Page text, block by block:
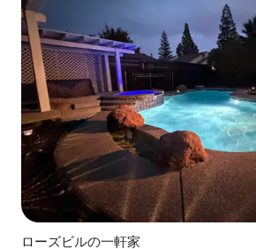
ローズビルの一軒家